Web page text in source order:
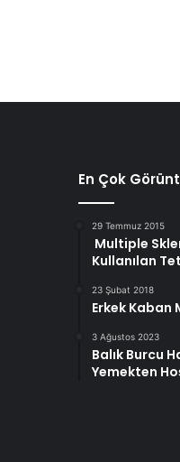
En Çok
29 Temmuz 2015
Multiple
Kullanılan
23 Şubat 2018
Erkek Kaban
3 Ağustos 2023
Balık Burcu
Yemekten